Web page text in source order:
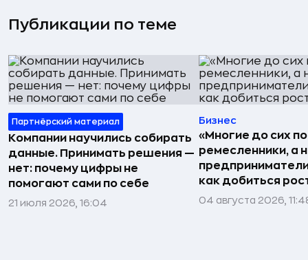
Публикации по теме
Партнёрский материал
Компании научились собирать
данные. Принимать решения —
нет: почему цифры не
помогают сами по себе
21 июля 2026, 16:04
Бизнес
«Многие до сих
ремесленники, а
как добиться
04 августа 2026,